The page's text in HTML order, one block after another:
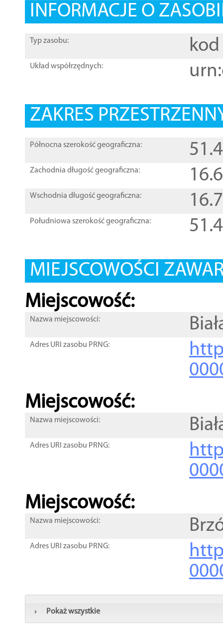
INFORMACJE O
Typ zasobu: kod
Układ współrzędnych:
ZAKRES
Północna szerokość geograficzna:
Zachodnia długość geograficzna:
Wschodnia długość geograficzna:
Południowa szerokość geograficzna:
MIEJSCOWOŚCI
Miejscowość:
Nazwa miejscowości:
Adres URI zasobu PRNG:
Miejscowość:
Nazwa miejscowości:
Adres URI zasobu PRNG:
Miejscowość:
Nazwa miejscowości:
Adres URI zasobu PRNG:
Pokaż wszystkie